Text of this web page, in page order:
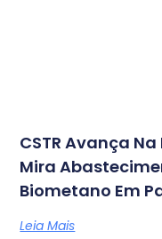
CSTR Avança
Mira
Biometano Em
Leia Mais